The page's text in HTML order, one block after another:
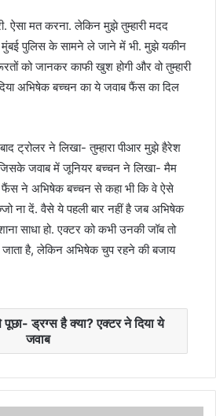
ऐसा मत करना. लेकिन मुझे तुम्हारी मदद
पुलिस के सामने ले जाने में भी. मुझे यकीन
को जानकर काफी खुश होगी और वो तुम्हारी
अभिषेक बच्चन का ये जवाब फैंस का दिल
ट्रोलर ने लिखा- तुम्हारा पीआर मुझे हैरेश
जवाब में जूनियर बच्चन ने लिखा- मैम
फैंस ने अभिषेक बच्चन से कहा भी कि वे ऐसे
ना दें. वैसे ये पहली बार नहीं है जब अभिषेक
साधा हो. एक्टर को कभी उनकी जॉब तो
जाता है, लेकिन अभिषेक चुप रहने की बजाय
ड्रग्स है क्या? एक्टर ने दिया ये
जवाब